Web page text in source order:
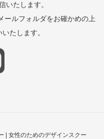
いたします。
ールフォルダをお確かめの上
たします。
| 女性のためのデザインスクー